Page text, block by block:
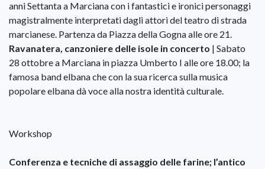
anni Settanta a Marciana con i fantastici e ironici personaggi
magistralmente interpretati dagli attori del teatro di strada
marcianese. Partenza da Piazza della Gogna alle ore 21.
Ravanatera, canzoniere delle isole in concerto | Sabato
28 ottobre a Marciana in piazza Umberto I alle ore 18.00; la
famosa band elbana che con la sua ricerca sulla musica
popolare elbana dà voce alla nostra identità culturale.
Workshop
Conferenza e tecniche di assaggio delle farine; l’antico